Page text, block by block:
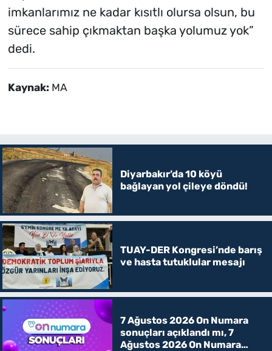
imkanlarımız ne kadar kısıtlı olursa olsun, bu
sürece sahip çıkmaktan başka yolumuz yok”
dedi.
Kaynak: MA
Diyarbakır’da 10 köyü
bağlayan yol çileye döndü!
TUAY-DER Kongresi’nde barış
ve hasta tutuklular mesajı
7 Ağustos 2026 On Numara
sonuçları açıklandı mı, 7
Ağustos 2026 On Numara